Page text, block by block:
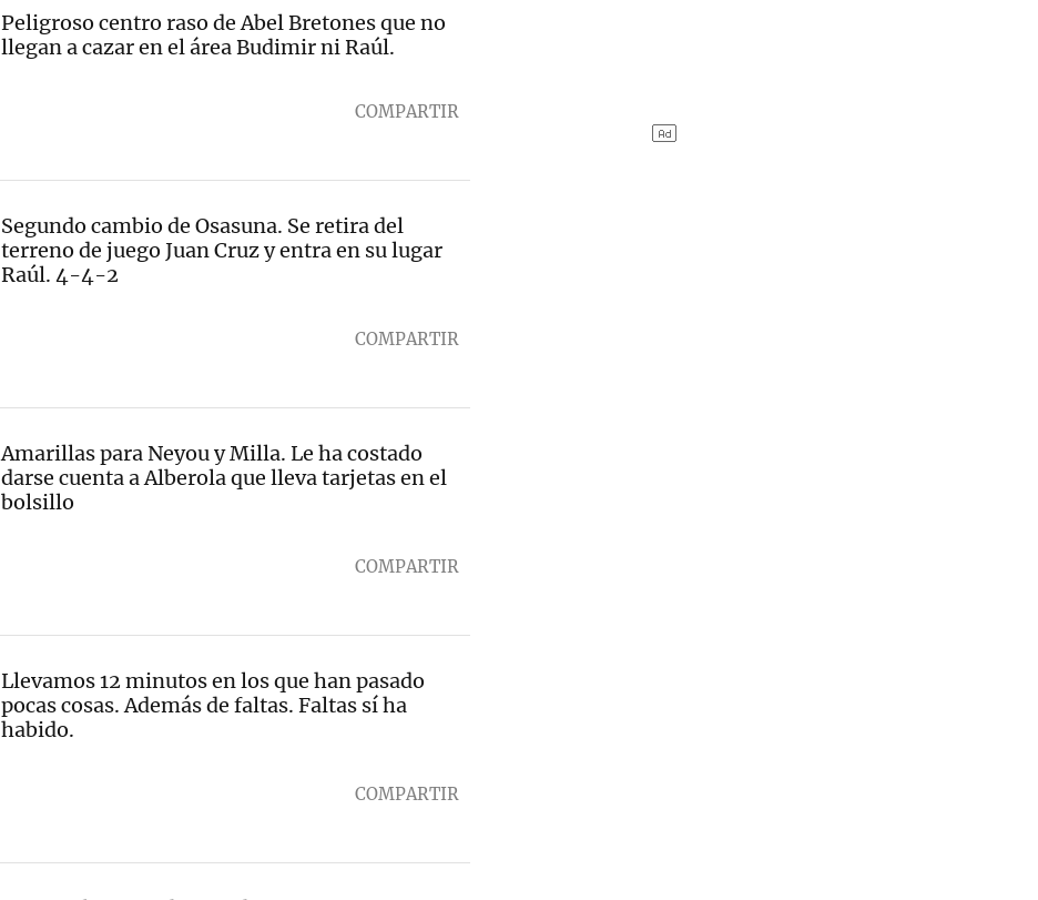
Peligroso centro raso de Abel Bretones que no
llegan a cazar en el área Budimir ni Raúl.
COMPARTIR
Segundo cambio de Osasuna. Se retira del
terreno de juego Juan Cruz y entra en su lugar
Raúl. 4-4-2
COMPARTIR
Amarillas para Neyou y Milla. Le ha costado
darse cuenta a Alberola que lleva tarjetas en el
bolsillo
COMPARTIR
Llevamos 12 minutos en los que han pasado
pocas cosas. Además de faltas. Faltas sí ha
habido.
COMPARTIR